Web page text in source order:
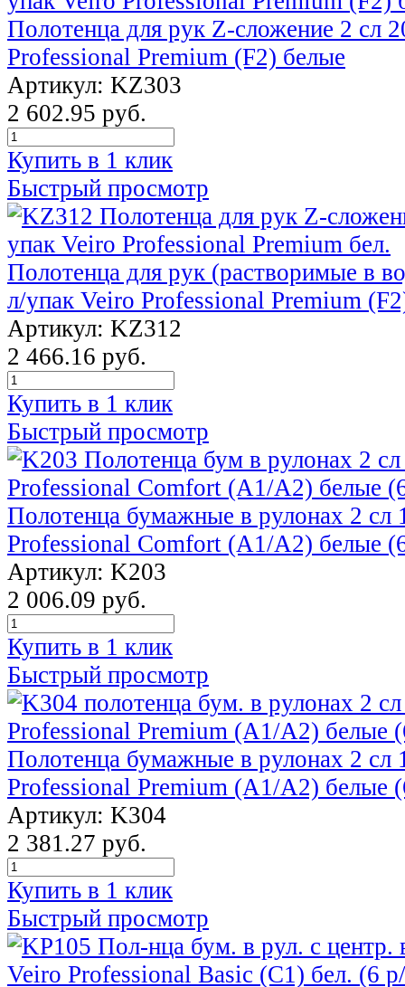
Полотенца для рук Z-сложение 2 сл
Professional Premium (F2) белые
Артикул: KZ303
2 602.95 руб.
Купить в 1 клик
Быстрый просмотр
Полотенца для рук (растворимые в
л/упак Veiro Professional Premium
Артикул: KZ312
2 466.16 руб.
Купить в 1 клик
Быстрый просмотр
Полотенца бумажные в рулонах 2 сл
Professional Comfort (А1/А2) белые
Артикул: K203
2 006.09 руб.
Купить в 1 клик
Быстрый просмотр
Полотенца бумажные в рулонах 2 сл
Professional Premium (A1/A2) белые
Артикул: K304
2 381.27 руб.
Купить в 1 клик
Быстрый просмотр